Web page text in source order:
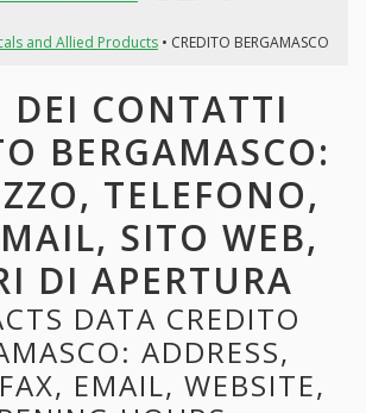
and Allied Products• CREDITO BERGAMASCO
DEI CONTATTI
BERGAMASCO:
TELEFONO,
SITO WEB,
DI APERTURA
DATA CREDITO
ADDRESS,
EMAIL, WEBSITE,